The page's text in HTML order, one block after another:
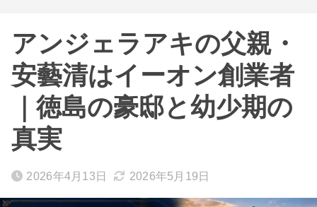
アンジェラアキの父親・
安藝清はイーオン創業者
｜徳島の豪邸と幼少期の
真実
2026年4月13日 2026年5月19日